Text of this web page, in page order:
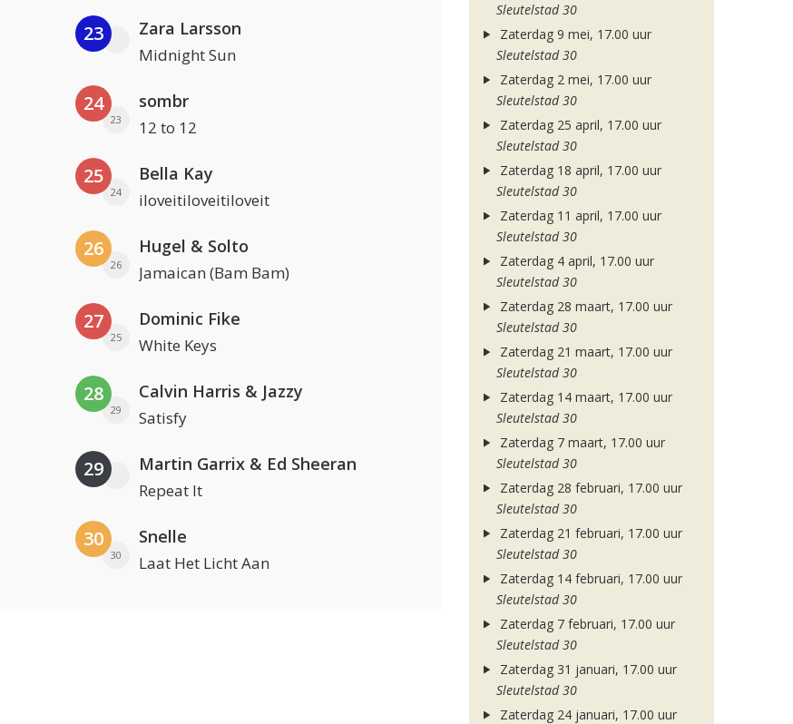
23 Zara Larsson
Midnight Sun
24
23
sombr
12 to 12
25
24
Bella Kay
iloveitiloveitiloveit
26
26
Hugel & Solto
Jamaican (Bam Bam)
27
25
Dominic Fike
White Keys
28
29
Calvin Harris & Jazzy
Satisfy
29 Martin Garrix & Ed Sheeran
Repeat It
30
30
Snelle
Laat Het Licht Aan
Sleutelstad 30
Zaterdag 9 mei, 17.00 uur
Sleutelstad 30
Zaterdag 2 mei, 17.00 uur
Sleutelstad 30
Zaterdag 25 april, 17.00 uur
Sleutelstad 30
Zaterdag 18 april, 17.00 uur
Sleutelstad 30
Zaterdag 11 april, 17.00 uur
Sleutelstad 30
Zaterdag 4 april, 17.00 uur
Sleutelstad 30
Zaterdag 28 maart, 17.00 uur
Sleutelstad 30
Zaterdag 21 maart, 17.00 uur
Sleutelstad 30
Zaterdag 14 maart, 17.00 uur
Sleutelstad 30
Zaterdag 7 maart, 17.00 uur
Sleutelstad 30
Zaterdag 28 februari, 17.00 uur
Sleutelstad 30
Zaterdag 21 februari, 17.00 uur
Sleutelstad 30
Zaterdag 14 februari, 17.00 uur
Sleutelstad 30
Zaterdag 7 februari, 17.00 uur
Sleutelstad 30
Zaterdag 31 januari, 17.00 uur
Sleutelstad 30
Zaterdag 24 januari, 17.00 uur